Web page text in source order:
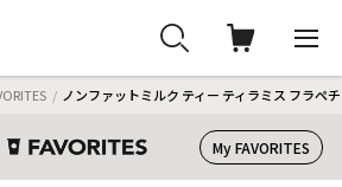
ノンファットミルク ティー ティラミス フラペ
My FAVORITES